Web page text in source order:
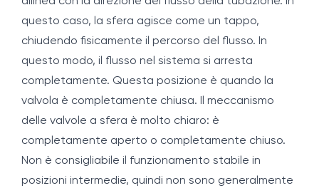
questo caso, la sfera agisce come un tappo,
chiudendo fisicamente il percorso del flusso. In
questo modo, il flusso nel sistema si arresta
completamente. Questa posizione è quando la
valvola è completamente chiusa. Il meccanismo
delle valvole a sfera è molto chiaro: è
completamente aperto o completamente chiuso.
Non è consigliabile il funzionamento stabile in
posizioni intermedie, quindi non sono generalmente